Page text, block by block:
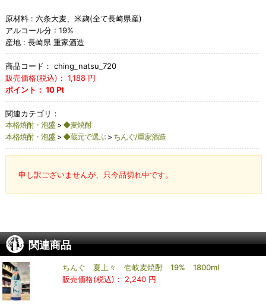
原材料 : 六条大麦、米麹(全て長崎県産)
アルコール分 : 19%
産地 : 長崎県 重家酒造
商品コード： ching_natsu_720
販売価格(税込)： 1,188円
ポイント： 10Pt
関連カテゴリ：
本格焼酎・泡盛> ◆麦焼酎
本格焼酎・泡盛> ◆蔵元で選ぶ> ちんぐ/重家酒造
申し訳ございませんが、只今品切れ中です。
関連商品
ちんぐ 夏上々 壱岐麦焼酎 19% 1800ml
販売価格(税込)：
2,240 円